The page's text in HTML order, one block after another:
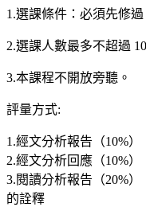
1.選課條件：必須先修過
2.選課人數最多不超過
3.本課程不開放旁聽。
評量方式:
1.經文分析報告（10%）
2.經文分析回應（10%）
3.閱讀分析報告（20%
的詮釋